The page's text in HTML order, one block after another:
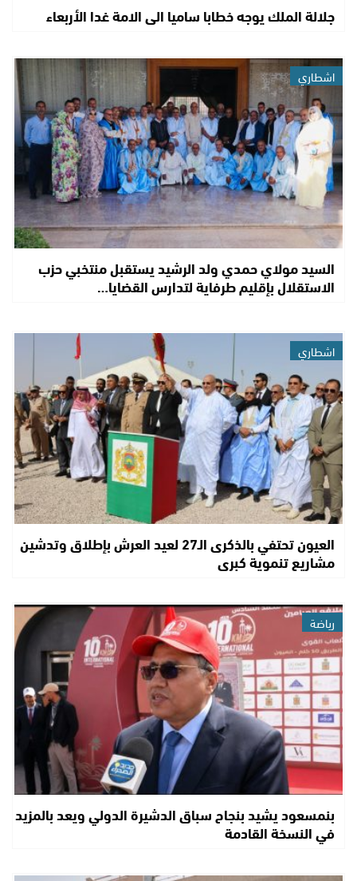
جلالة الملك يوجه خطابا ساميا الى الامة غدا الأربعاء
اشطاري
السيد مولاي حمدي ولد الرشيد يستقبل منتخبي حزب
الاستقلال بإقليم طرفاية لتدارس القضايا…
اشطاري
العيون تحتفي بالذكرى الـ27 لعيد العرش بإطلاق وتدشين
مشاريع تنموية كبرى
رياضة
بنمسعود يشيد بنجاح سباق الدشيرة الدولي ويعد بالمزيد
في النسخة القادمة